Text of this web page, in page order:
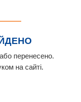
перенесено.
на сайті.